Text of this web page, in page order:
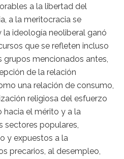
a la libertad del
a la meritocracia se
ideología neoliberal ganó
que se refleten incluso
grupos mencionados antes,
de la relación
una relación de consumo,
religiosa del esfuerzo
el mérito y a la
sectores populares,
y expuestos a la
precarios, al desempleo,